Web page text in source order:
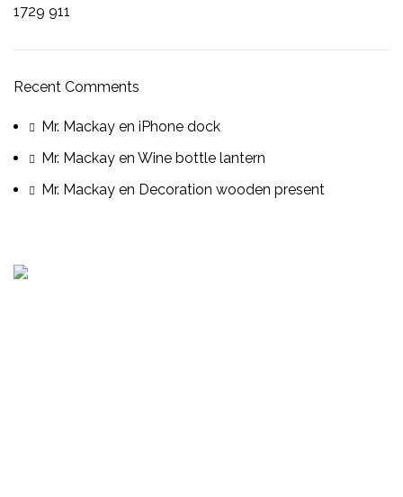
1729 911
Recent Comments
Mr. Mackay en iPhone dock
Mr. Mackay en Wine bottle lantern
Mr. Mackay en Decoration wooden present